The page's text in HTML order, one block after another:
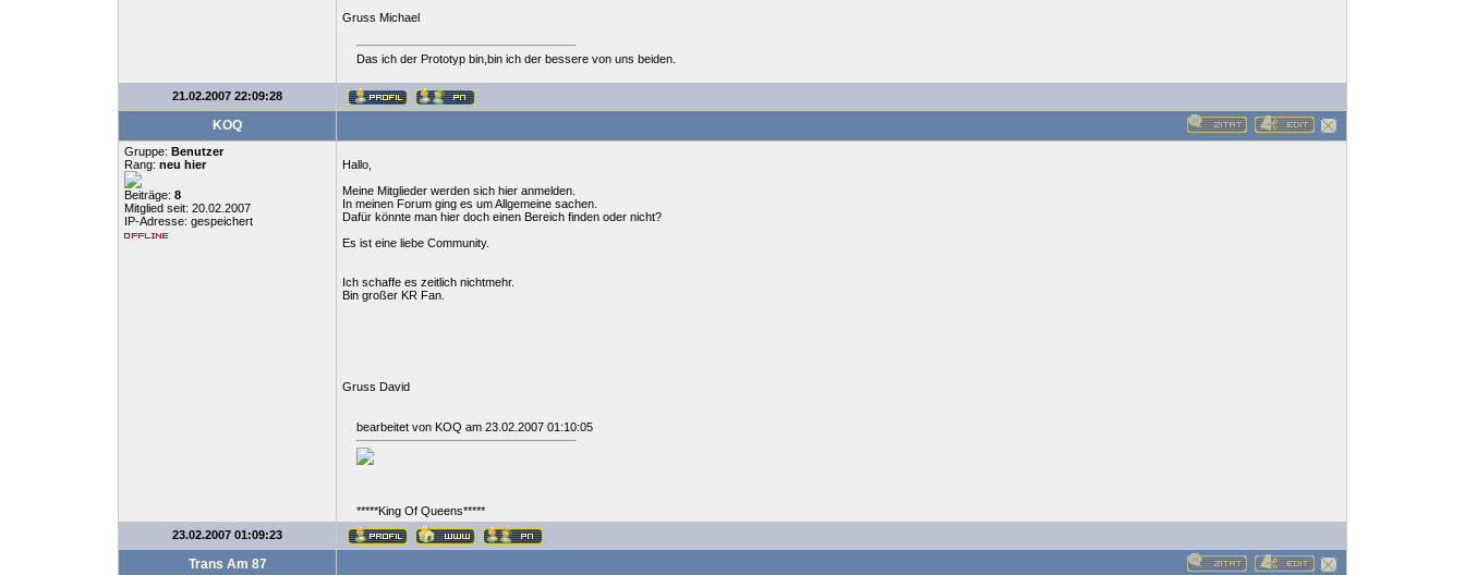
Gruss Michael
Das ich der Prototyp bin,bin ich der bessere von uns beiden.
21.02.2007 22:09:28
KOQ
Gruppe: Benutzer
Rang: neu hier
Beiträge: 8
Mitglied seit: 20.02.2007
IP-Adresse: gespeichert
Hallo,
Meine Mitglieder werden sich hier anmelden.
In meinen Forum ging es um Allgemeine sachen.
Dafür könnte man hier doch einen Bereich finden oder nicht?
Es ist eine liebe Community.
Ich schaffe es zeitlich nichtmehr.
Bin großer KR Fan.
Gruss David
bearbeitet von KOQ am 23.02.2007 01:10:05
*****King Of Queens*****
23.02.2007 01:09:23
Trans Am 87